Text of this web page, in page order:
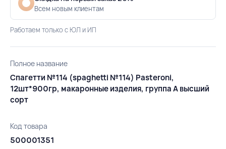
Всем новым клиентам
Работаем только с ЮЛ и ИП
Полное название
Спагетти №114 (spaghetti №114) Pasteroni,
12шт*900гр, макаронные изделия, группа А высший
сорт
Код товара
500001351